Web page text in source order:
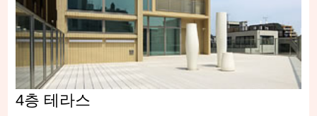
4층 테라스